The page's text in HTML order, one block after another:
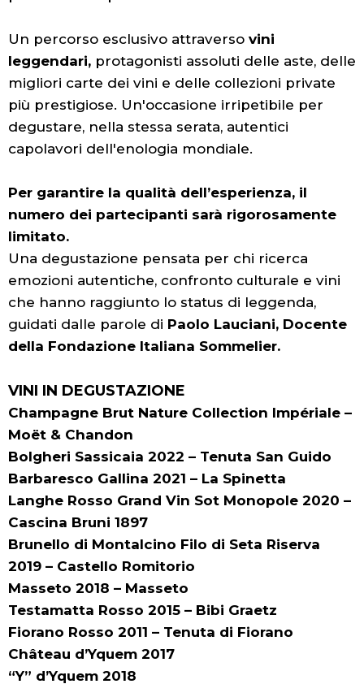
Un percorso esclusivo attraverso vini
leggendari, protagonisti assoluti delle aste, delle
migliori carte dei vini e delle collezioni private
più prestigiose. Un'occasione irripetibile per
degustare, nella stessa serata, autentici
capolavori dell'enologia mondiale.
Per garantire la qualità dell’esperienza, il
numero dei partecipanti sarà rigorosamente
limitato.
Una degustazione pensata per chi ricerca
emozioni autentiche, confronto culturale e vini
che hanno raggiunto lo status di leggenda,
guidati dalle parole di Paolo Lauciani, Docente
della Fondazione Italiana Sommelier.
VINI IN DEGUSTAZIONE
Champagne Brut Nature Collection Impériale –
Moët & Chandon
Bolgheri Sassicaia 2022 – Tenuta San Guido
Barbaresco Gallina 2021 – La Spinetta
Langhe Rosso Grand Vin Sot Monopole 2020 –
Cascina Bruni 1897
Brunello di Montalcino Filo di Seta Riserva
2019 – Castello Romitorio
Masseto 2018 – Masseto
Testamatta Rosso 2015 – Bibi Graetz
Fiorano Rosso 2011 – Tenuta di Fiorano
Château d’Yquem 2017
“Y” d’Yquem 2018